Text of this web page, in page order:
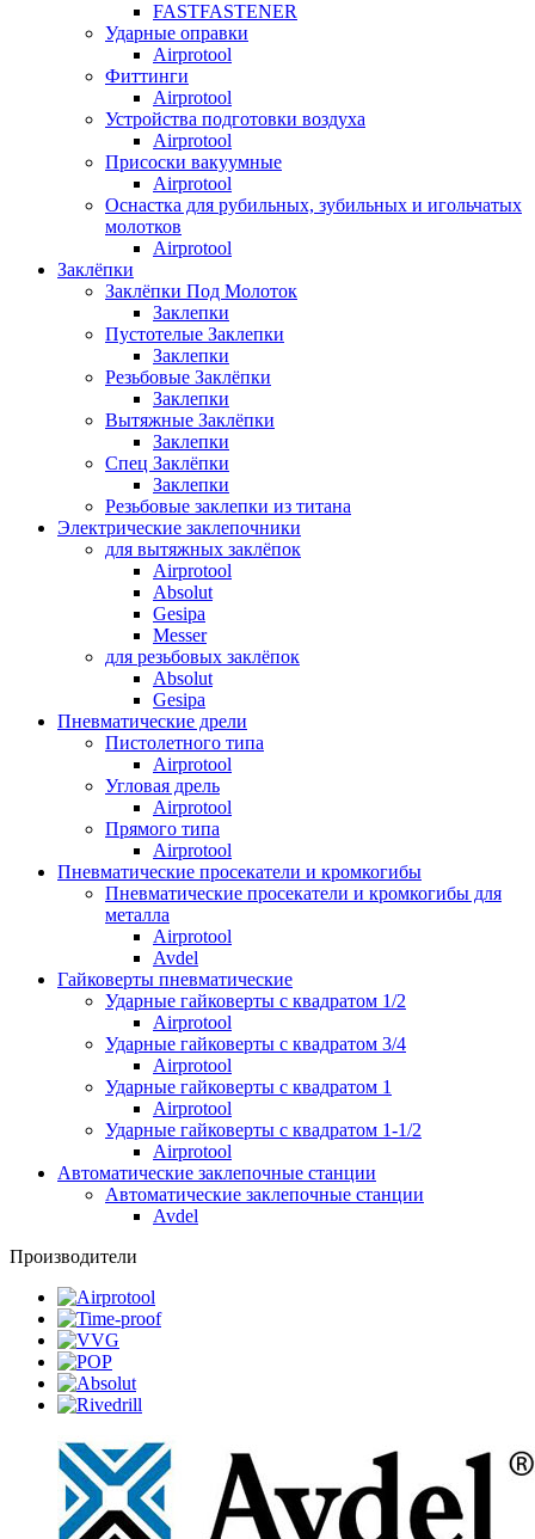
FASTFASTENER
Ударные оправки
Airprotool
Фиттинги
Airprotool
Устройства подготовки воздуха
Airprotool
Присоски вакуумные
Airprotool
Оснастка для рубильных, зубильных и игольчатых
молотков
Airprotool
Заклёпки
Заклёпки Под Молоток
Заклепки
Пустотелые Заклепки
Заклепки
Резьбовые Заклёпки
Заклепки
Вытяжные Заклёпки
Заклепки
Спец Заклёпки
Заклепки
Резьбовые заклепки из титана
Электрические заклепочники
для вытяжных заклёпок
Airprotool
Absolut
Gesipa
Messer
для резьбовых заклёпок
Absolut
Gesipa
Пневматические дрели
Пистолетного типа
Airprotool
Угловая дрель
Airprotool
Прямого типа
Airprotool
Пневматические просекатели и кромкогибы
Пневматические просекатели и кромкогибы для
металла
Airprotool
Avdel
Гайковерты пневматические
Ударные гайковерты с квадратом 1/2
Airprotool
Ударные гайковерты с квадратом 3/4
Airprotool
Ударные гайковерты с квадратом 1
Airprotool
Ударные гайковерты с квадратом 1-1/2
Airprotool
Автоматические заклепочные станции
Автоматические заклепочные станции
Avdel
Производители